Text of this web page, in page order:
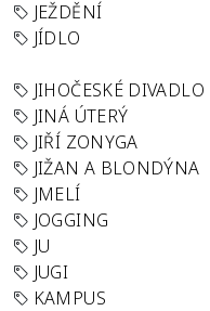
JEŽDĚNÍ
JÍDLO
JIHOČESKÉ DIVADLO
JINÁ ÚTERÝ
JIŘÍ ZONYGA
JIŽAN A BLONDÝNA
JMELÍ
JOGGING
JU
JUGI
KAMPUS